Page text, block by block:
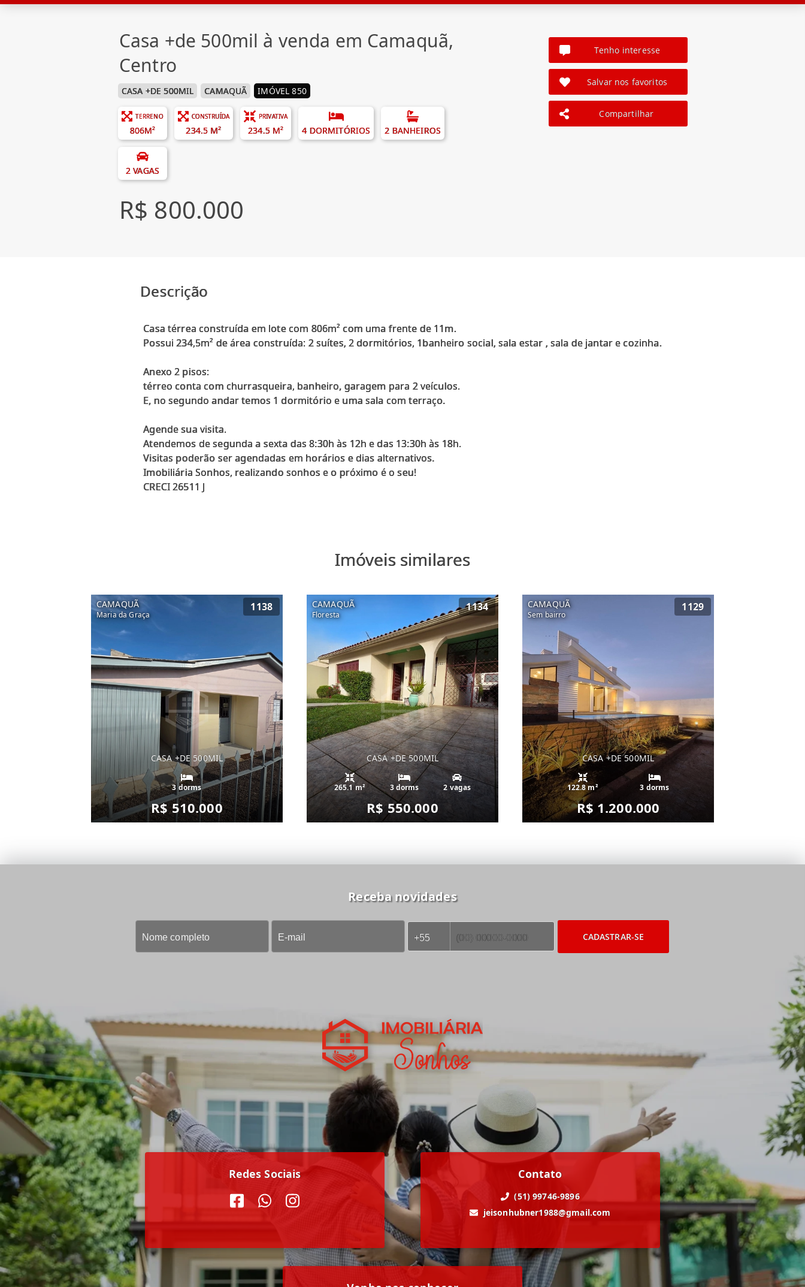
Casa +de 500mil à venda em Camaquã,
Centro
CASA +DE 500MIL CAMAQUÃ IMÓVEL 850
TERRENO
806M²
CONSTRUÍDA
234.5 M²
PRIVATIVA
234.5 M² 4 DORMITÓRIOS 2 BANHEIROS
2 VAGAS
R$ 800.000
Tenho interesse
Salvar nos favoritos
Compartilhar
Descrição
Casa térrea construída em lote com 806m² com uma frente de 11m.
Possui 234,5m² de área construída: 2 suítes, 2 dormitórios, 1banheiro social, sala estar , sala de jantar e cozinha.
Anexo 2 pisos:
térreo conta com churrasqueira, banheiro, garagem para 2 veículos.
E, no segundo andar temos 1 dormitório e uma sala com terraço.
Agende sua visita.
Atendemos de segunda a sexta das 8:30h às 12h e das 13:30h às 18h.
Visitas poderão ser agendadas em horários e dias alternativos.
Imobiliária Sonhos, realizando sonhos e o próximo é o seu!
Imóveis similares
CAMAQUÃ
Maria da Graça
1138
CASA +DE 500MIL
3 dorms
R$ 510.000
CAMAQUÃ
Floresta
1134
CASA +DE 500MIL
265.1 m² 3 dorms 2 vagas
R$ 550.000
CAMAQUÃ
Sem bairro
1129
CASA +DE 500MIL
122.8 m² 3 dorms
R$ 1.200.000
Receba novidades
CADASTRAR-SE
Redes Sociais Contato
(51) 99746-9896
jeisonhubner1988@gmail.com